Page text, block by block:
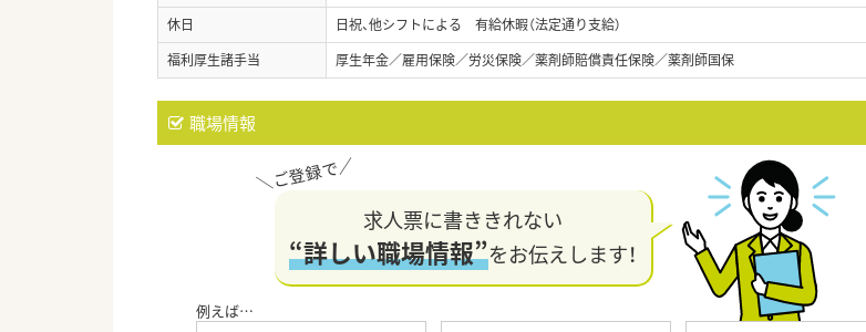
休日
日祝、他シフトによる 有給休暇（法定通り支給）
福利厚生諸手当
厚生年金／雇用保険／労災保険／薬剤師賠償責任保険／薬剤師国保
職場情報
求人票に書ききれない
“詳しい職場情報”をお伝えします！